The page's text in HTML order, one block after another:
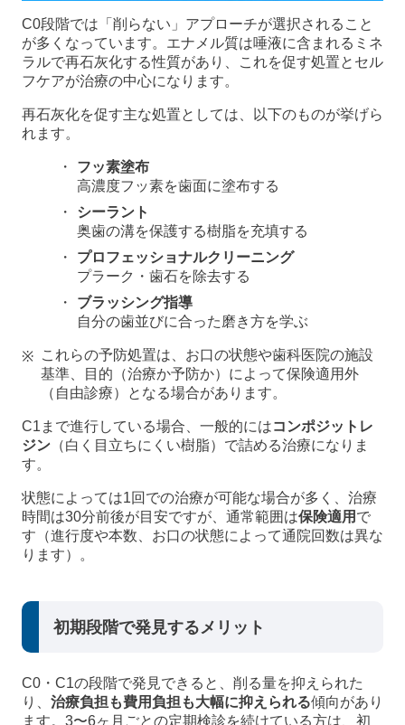
C0段階では「削らない」アプローチが選択されること
が多くなっています。エナメル質は唾液に含まれるミネ
ラルで再石灰化する性質があり、これを促す処置とセル
フケアが治療の中心になります。
再石灰化を促す主な処置としては、以下のものが挙げら
れます。
フッ素塗布
高濃度フッ素を歯面に塗布する
シーラント
奥歯の溝を保護する樹脂を充填する
プロフェッショナルクリーニング
プラーク・歯石を除去する
ブラッシング指導
自分の歯並びに合った磨き方を学ぶ
これらの予防処置は、お口の状態や歯科医院の施設
基準、目的（治療か予防か）によって保険適用外
（自由診療）となる場合があります。
C1まで進行している場合、一般的にはコンポジットレ
ジン （白く目立ちにくい樹脂）で詰める治療になりま
す。
状態によっては1回での治療が可能な場合が多く、治療
時間は30分前後が目安ですが、通常範囲は保険適用 で
す（進行度や本数、お口の状態によって通院回数は異な
ります）。
初期段階で発見するメリット
C0・C1の段階で発見できると、削る量を抑えられた
り、 治療負担も費用負担も大幅に抑えられる傾向があり
ます。3〜6ヶ月ごとの定期検診を続けている方は、初